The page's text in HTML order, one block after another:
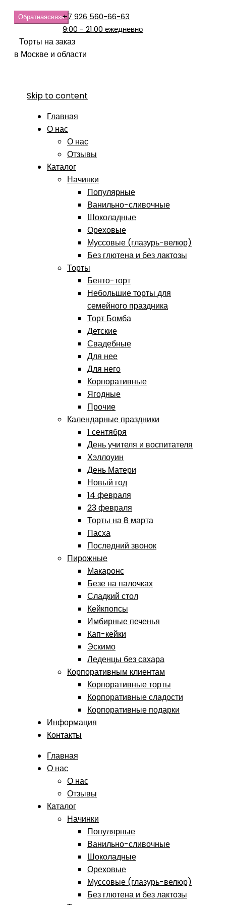
Обратнаясвязь+7 926 560-66-63
9:00 - 21.00 ежедневно
Торты на заказ
в Москве и области
Skip to content
Главная
О нас
О нас
Отзывы
Каталог
Начинки
Популярные
Ванильно-сливочные
Шоколадные
Ореховые
Муссовые (глазурь-велюр)
Без глютена и без лактозы
Торты
Бенто-торт
Небольшие торты для
семейного праздника
Торт Бомба
Детские
Свадебные
Для нее
Для него
Корпоративные
Ягодные
Прочие
Календарные праздники
1 сентября
День учителя и воспитателя
Хэллоуин
День Матери
Новый год
14 февраля
23 февраля
Торты на 8 марта
Пасха
Последний звонок
Пирожные
Макаронс
Безе на палочках
Сладкий стол
Кейкпопсы
Имбирные печенья
Кап-кейки
Эскимо
Леденцы без сахара
Корпоративным клиентам
Корпоративные торты
Корпоративные сладости
Корпоративные подарки
Информация
Контакты
Главная
О нас
О нас
Отзывы
Каталог
Начинки
Популярные
Ванильно-сливочные
Шоколадные
Ореховые
Муссовые (глазурь-велюр)
Без глютена и без лактозы